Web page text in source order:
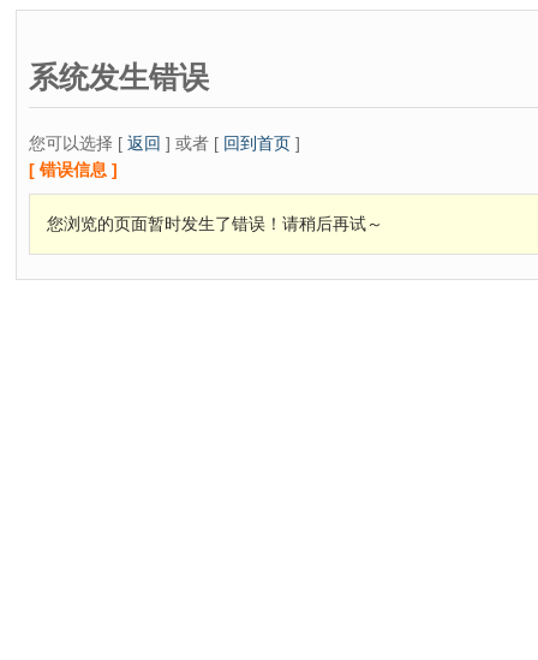
系统发生错误
您可以选择 [ 返回 ] 或者 [ 回到首页 ]
[ 错误信息 ]
您浏览的页面暂时发生了错误！请稍后再试～